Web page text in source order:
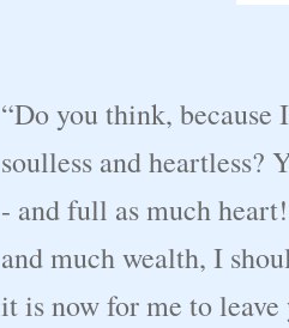
“Do you think,
soulless and heartless?
- and full as much
and much wealth, I
it is now for me to leave